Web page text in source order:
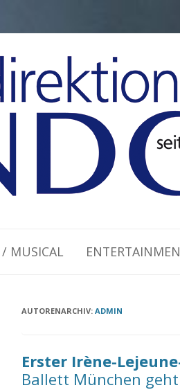
/ MUSICAL
AUTORENARCHIV:ADMIN
Erster Irène-
Ballett München